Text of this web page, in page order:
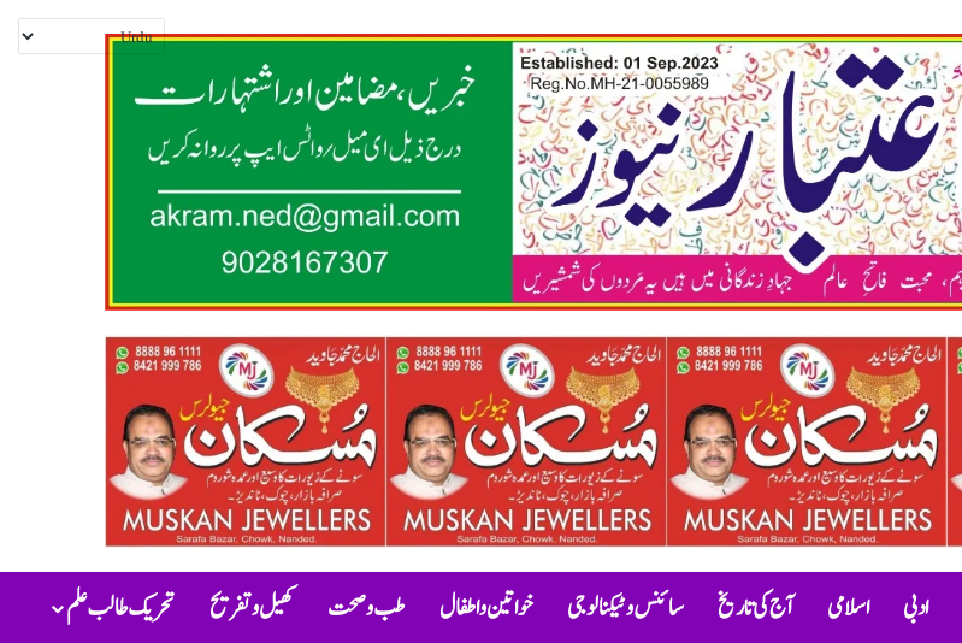
ادبی اسلامی آج کی تاریخ سائنس و ٹیکنالوجی خواتین و اطفال طب و صحت کھیل و تفریح تحریک طالب علم